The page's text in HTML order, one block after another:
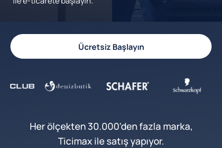
Ücretsiz Başlayın
Her ölçekten 30.000'den fazla marka,
Ticimax ile satış yapıyor.